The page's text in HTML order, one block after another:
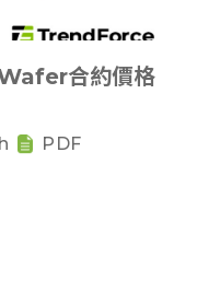
合約價格
PDF